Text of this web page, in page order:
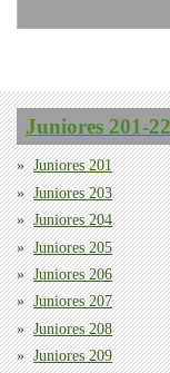
Juniores 201-
Juniores 201
Juniores 203
Juniores 204
Juniores 205
Juniores 206
Juniores 207
Juniores 208
Juniores 209